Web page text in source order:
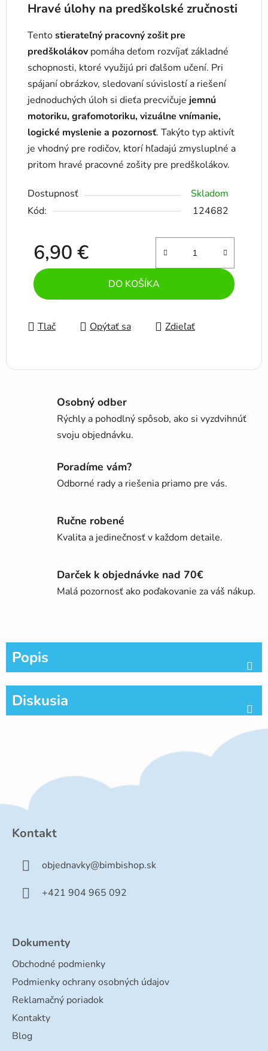
Hravé úlohy na predškolské zručnosti
Tentostierateľný pracovný zošit pre
predškolákov pomáha deťom rozvíjať základné
schopnosti, ktoré využijú pri ďalšom učení. Pri
spájaní obrázkov, sledovaní súvislostí a riešení
jednoduchých úloh si dieťa precvičuje jemnú
motoriku, grafomotoriku, vizuálne vnímanie,
logické myslenie a pozornosť. Takýto typ aktivít
je vhodný pre rodičov, ktorí hľadajú zmysluplné a
pritom hravé pracovné zošity pre predškolákov.
Dostupnosť
Skladom
Kód:
124682
6,90 €
Jednotková cena:
DO KOŠÍKA
Tlač Opýtať sa Zdieľať
Osobný odber
Rýchly a pohodlný spôsob, ako si vyzdvihnúť
svoju objednávku.
Poradíme vám?
Odborné rady a riešenia priamo pre vás.
Ručne robené
Kvalita a jedinečnosť v každom detaile.
Darček k objednávke nad 70€
Malá pozornosť ako poďakovanie za váš nákup.
Popis
Diskusia
Kontakt
objednavky@bimbishop.sk
+421 904 965 092
Dokumenty
Obchodné podmienky
Podmienky ochrany osobných údajov
Reklamačný poriadok
Kontakty
Blog